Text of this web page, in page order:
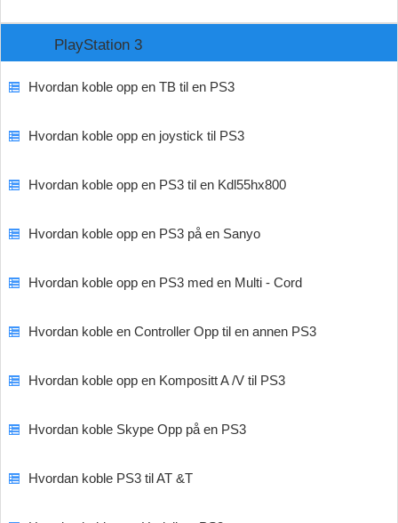
PlayStation 3
Hvordan koble opp en TB til en PS3
Hvordan koble opp en joystick til PS3
Hvordan koble opp en PS3 til en Kdl55hx800
Hvordan koble opp en PS3 på en Sanyo
Hvordan koble opp en PS3 med en Multi - Cord
Hvordan koble en Controller Opp til en annen PS3
Hvordan koble opp en Kompositt A /V til PS3
Hvordan koble Skype Opp på en PS3
Hvordan koble PS3 til AT &T